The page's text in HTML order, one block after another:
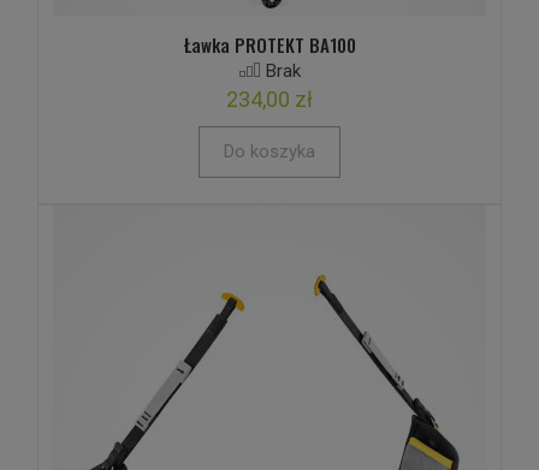
Ławka PROTEKT BA100
Brak
234,00 zł
Do koszyka